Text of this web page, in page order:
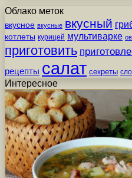
Облако меток
вкусное вкусные вкусный
котлеты курицей мультиварке
приготовить
рецепты салат секреты
Интересное